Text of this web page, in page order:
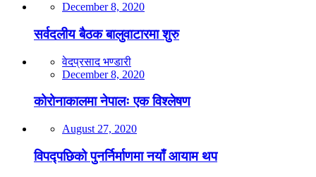
December 8, 2020
सर्वदलीय बैठक बालुवाटारमा शुरु
वेदप्रसाद भण्डारी
December 8, 2020
कोरोनाकालमा नेपालः एक विश्लेषण
August 27, 2020
विपद्पछिको पुनर्निर्माणमा नयाँ आयाम थप